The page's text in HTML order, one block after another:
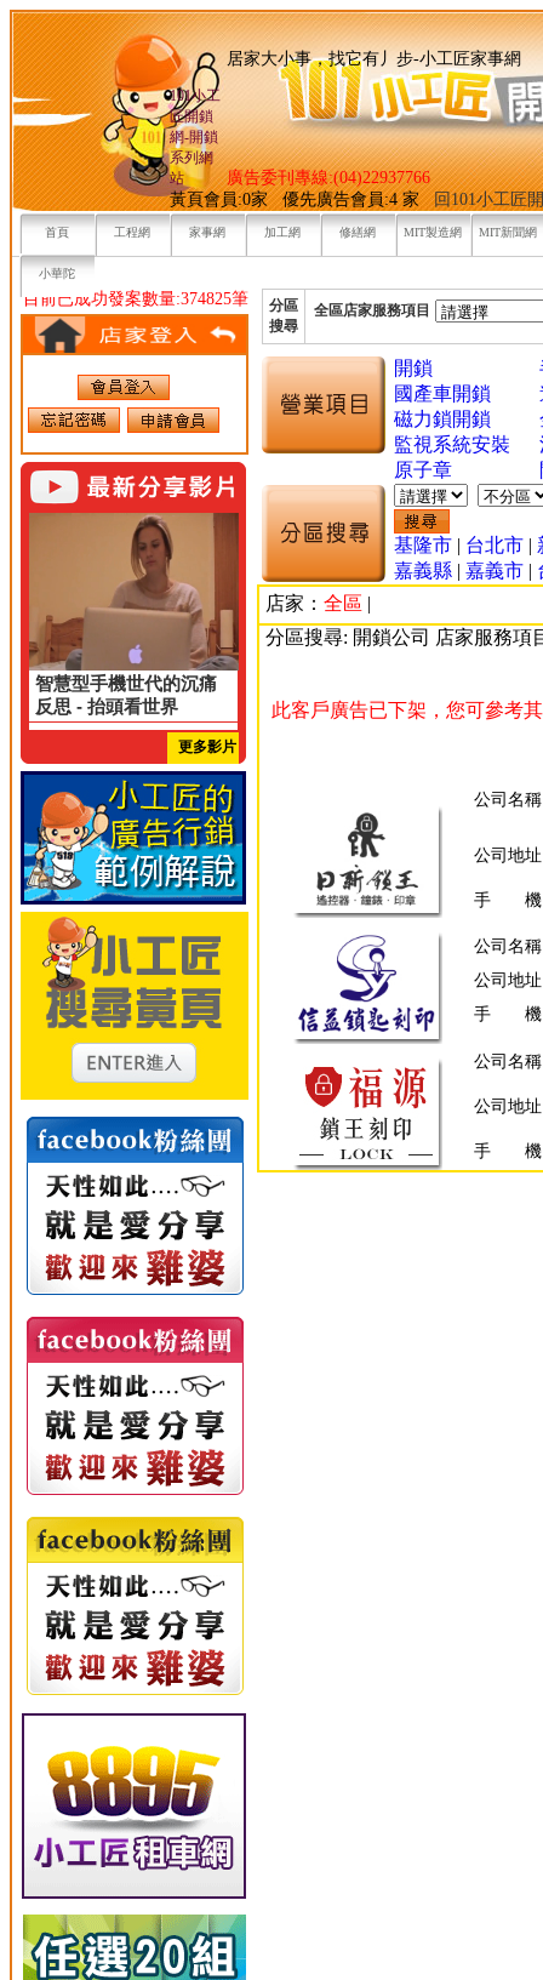
101小工
匠開鎖
網-開鎖
系列網
站
居家大小事，找它有丿步-小
廣告委刊專線:(04)22937766
黃頁會員:0家 優先廣告會員:4 家回101小工匠
首頁 工程網 家事網 加工網 修繕網 MIT製造網 MIT新聞網
小華陀
目前已成功發案數量:374825筆
智慧型手機世代的沉痛
反思 - 抬頭看世界
更多影片
分區
搜尋
全區店家服務項目
開鎖
國產車開鎖
磁力鎖開鎖
監視系統安裝
原子章
基隆市 | 台北市 |
嘉義縣 | 嘉義市 |
店家： 全區 |
分區搜尋: 開鎖公司 店家服務項
此客戶廣告已下架，您可參考
公司名
公司地
手 機
公司名
公司地
手 機
公司名
公司地
手 機